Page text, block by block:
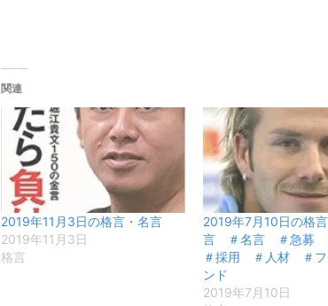
関連
2019年11月3日の格言・名言
2019年11月3日
格言
2019年7月10日の
言 ＃名言 ＃急募
＃採用 ＃人材 ＃フ
ンド
2019年7月10日